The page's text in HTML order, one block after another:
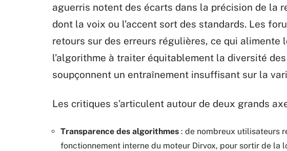
aguerris notent des écarts dans la précision de la
dont la voix ou l’accent sort des standards. Les
retours sur des erreurs régulières, ce qui alimente
l’algorithme à traiter équitablement la diversité
soupçonnent un entraînement insuffisant sur la
Les critiques s’articulent autour de deux grands
Transparence des algorithmes : de nombreux utilisateurs
fonctionnement interne du moteur Dirvox, pour sortir de la